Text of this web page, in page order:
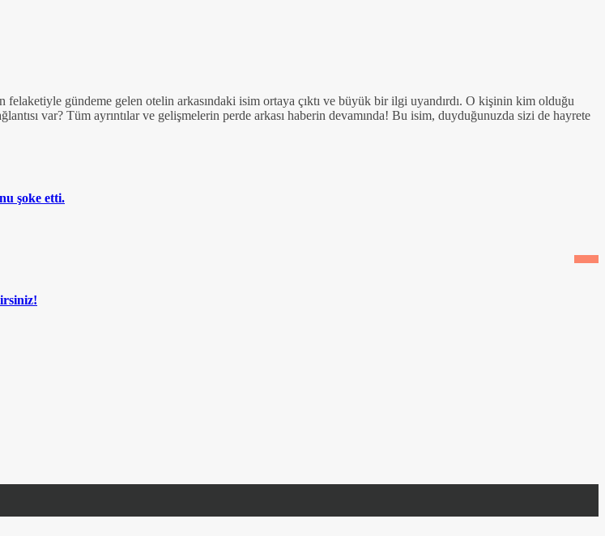
felaketiyle gündeme gelen otelin arkasındaki isim ortaya çıktı ve büyük bir ilgi uyandırdı. O kişinin kim olduğu
var? Tüm ayrıntılar ve gelişmelerin perde arkası haberin devamında! Bu isim, duyduğunuzda sizi de hayrete
şoke etti.